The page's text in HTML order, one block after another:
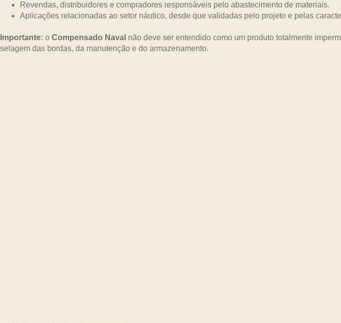
Revendas, distribuidores e compradores responsáveis pelo abastecimento de materiais.
Aplicações relacionadas ao setor náutico, desde que validadas pelo projeto e pelas
Importante: o Compensado Naval não deve ser entendido como um produto totalmente
selagem das bordas, da manutenção e do armazenamento.